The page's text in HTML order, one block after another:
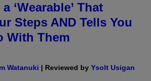
‘Wearable’ That
Steps AND Tells You
With Them
Watanuki | Reviewed by Ysolt Usigan